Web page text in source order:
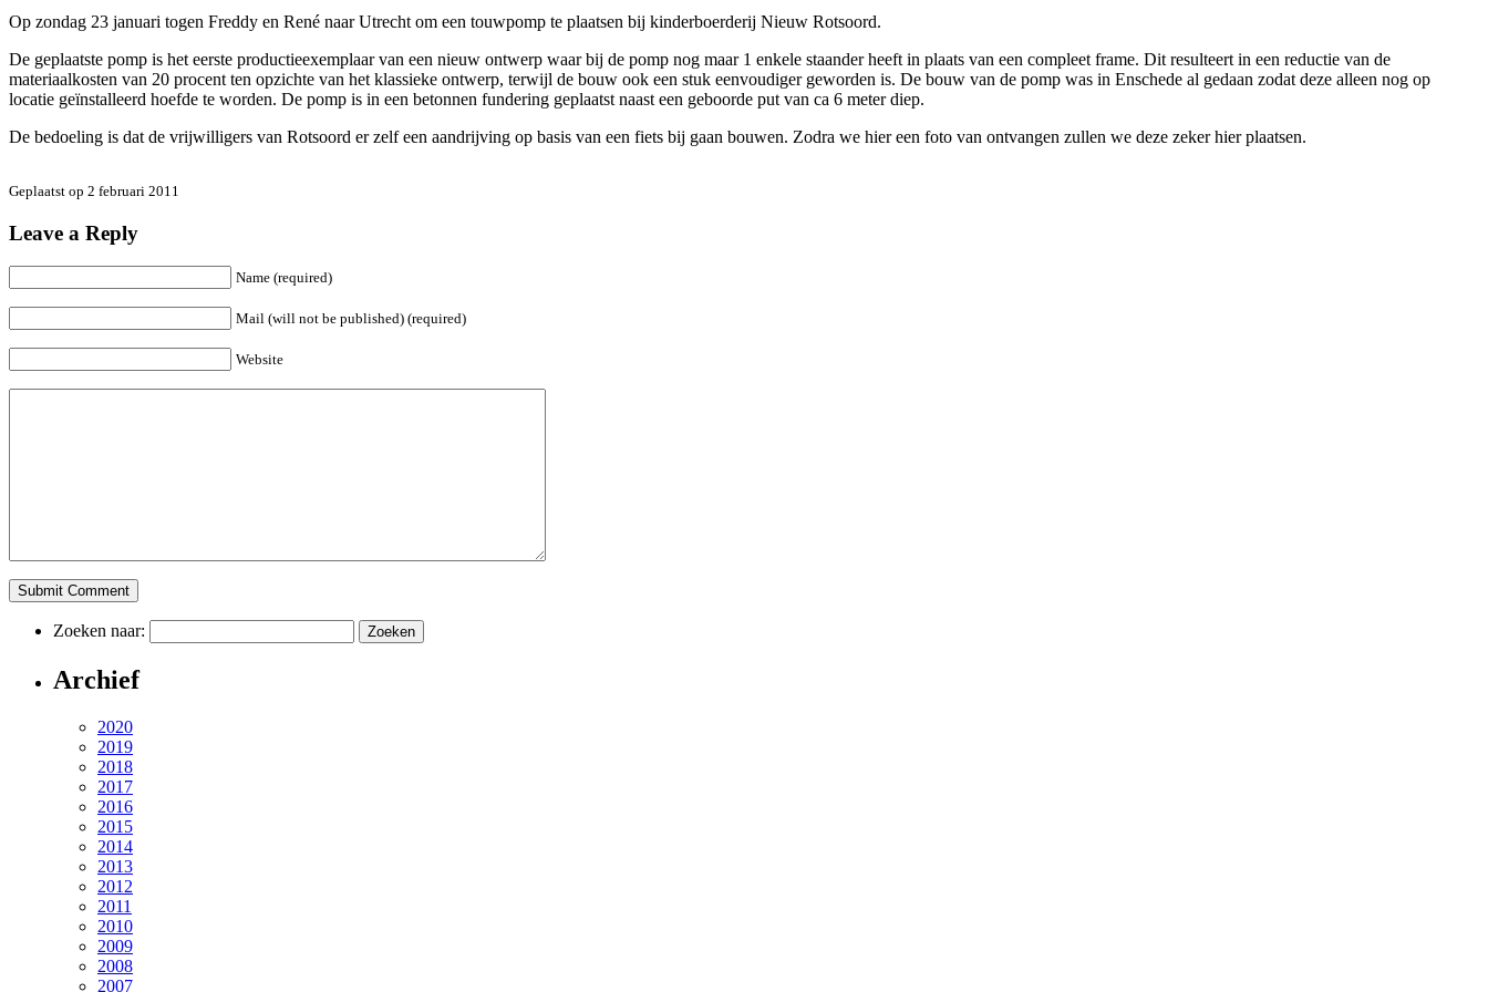
Op zondag 23 januari togen Freddy en René naar Utrecht om een touwpomp te plaatsen bij kinderboerderij Nieuw Rotsoord.
De geplaatste pomp is het eerste productieexemplaar van een nieuw ontwerp waar bij de pomp nog maar 1 enkele staander heeft in plaats van een compleet frame. Dit resulteert in een reductie van de
materiaalkosten van 20 procent ten opzichte van het klassieke ontwerp, terwijl de bouw ook een stuk eenvoudiger geworden is. De bouw van de pomp was in Enschede al gedaan zodat deze alleen nog op
locatie geïnstalleerd hoefde te worden. De pomp is in een betonnen fundering geplaatst naast een geboorde put van ca 6 meter diep.
De bedoeling is dat de vrijwilligers van Rotsoord er zelf een aandrijving op basis van een fiets bij gaan bouwen. Zodra we hier een foto van ontvangen zullen we deze zeker hier plaatsen.
Geplaatst op 2 februari 2011
Leave a Reply
Name (required)
Mail (will not be published) (required)
Website
Zoeken naar:
Archief
2020
2019
2018
2017
2016
2015
2014
2013
2012
2011
2010
2009
2008
2007